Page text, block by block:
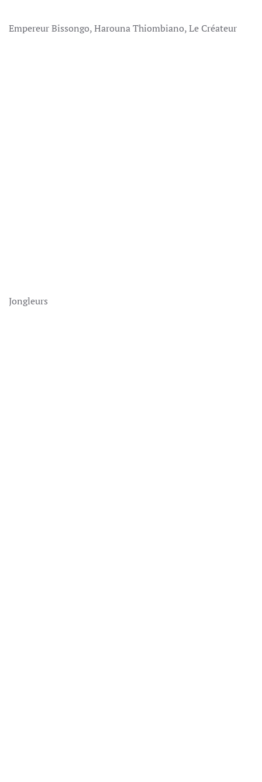
Empereur Bissongo, Harouna Thiombiano, Le Créateur
Jongleurs